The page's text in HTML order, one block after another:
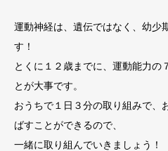
運動神経は、遺伝ではなく、幼少
す！
とくに１２歳までに、運動能力の
とが大事です。
おうちで１日３分の取り組みで、
ばすことができるので、
一緒に取り組んでいきましょう！